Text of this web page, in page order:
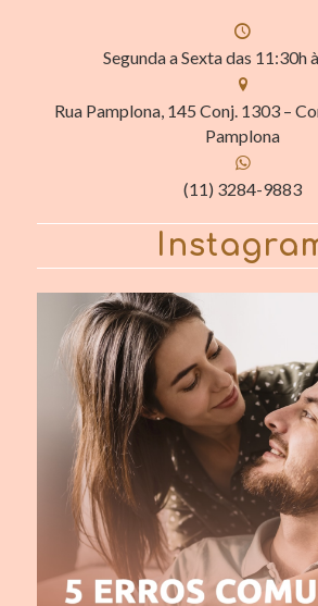
Segunda a Sexta das 11:30h
Rua Pamplona, 145 Conj. 1303 –
Pamplona
(11) 3284-9883